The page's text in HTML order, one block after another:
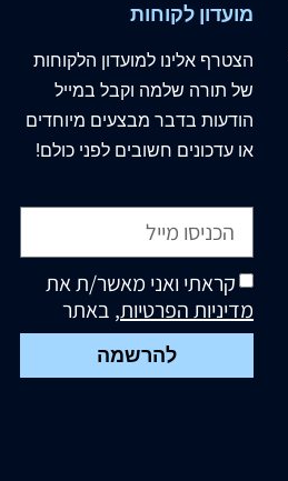
מועדון לקוחות
הצטרף אלינו למועדון הלקוחות
של תורה שלמה וקבל במייל
הודעות בדבר מבצעים מיוחדים
או עדכונים חשובים לפני כולם!
קראתי ואני מאשר/ת את
מדיניות הפרטיות, באתר
להרשמה